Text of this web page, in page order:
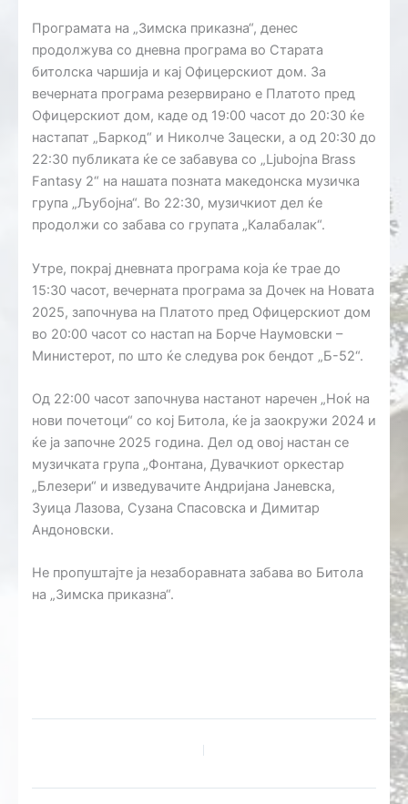
Програмата на „Зимска приказна“, денес
продолжува со дневна програма во Старата
битолска чаршија и кај Офицерскиот дом. За
вечерната програма резервирано е Платото пред
Офицерскиот дом, каде од 19:00 часот до 20:30 ќе
настапат „Баркод“ и Николче Зацески, а од 20:30 до
22:30 публиката ќе се забавува со „Ljubojna Brass
Fantasy 2“ на нашата позната македонска музичка
група „Љубојна“. Во 22:30, музичкиот дел ќе
продолжи со забава со групата „Калабалак“.
Утре, покрај дневната програма која ќе трае до
15:30 часот, вечерната програма за Дочек на Новата
2025, започнува на Платото пред Офицерскиот дом
во 20:00 часот со настап на Борче Наумовски –
Министерот, по што ќе следува рок бендот „Б-52“.
Од 22:00 часот започнува настанот наречен „Ноќ на
нови почетоци“ со кој Битола, ќе ја заокружи 2024 и
ќе ја започне 2025 година. Дел од овој настан се
музичката група „Фонтана, Дувачкиот оркестар
„Блезери“ и изведувачите Андријана Јаневска,
Зуица Лазова, Сузана Спасовска и Димитар
Андоновски.
Не пропуштајте ја незаборавната забава во Битола
на „Зимска приказна“.